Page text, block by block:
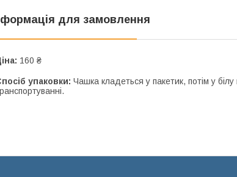
для замовлення
160 ₴
упаковки: Чашка кладеться у пакетик, потім у